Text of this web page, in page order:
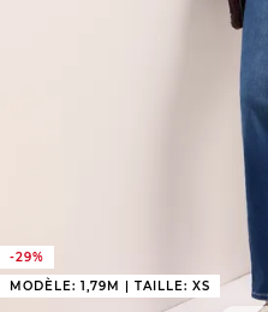
-29%
MODÈLE: 1,79M | TAILLE: XS